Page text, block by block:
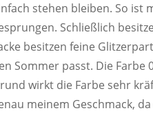
stehen bleiben. So ist
Schließlich
besitzen feine
Sommer passt. Die
wirkt die Farbe sehr
meinem Geschmack,